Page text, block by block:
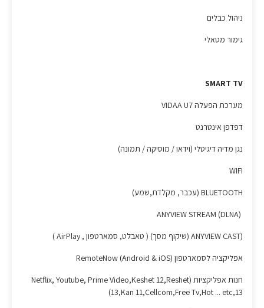
ניהול כבלים
גימור מטאלי
SMART TV
מערכת הפעלה VIDAA U7
דפדפן אינטרנט
נגן מדיה דיגיטלי (וידאו / מוסיקה / תמונה)
WIFI
BLUETOOTH (עכבר, מקלדת,שמע)
(DLNA) ANYVIEW STREAM
(ANYVIEW CAST (שיקוף מסך) ( טאבלט, סמארטפון , AirPlay )
אפליקציה לסמארטפון RemoteNow (Android & iOS)
חנות אפליקציות (Netflix, Youtube, Prime Video,Keshet 12,Reshet
13,Kan 11,Cellcom,Free Tv,Hot ... etc,13)